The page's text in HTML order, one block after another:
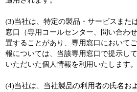
(3)当社は、特定の製品・サービスまた
窓口（専用コールセンター、問い合わ
置することがあり、専用窓口において
報については、当該専用窓口で提示し
いただいた個人情報を利用いたします。
(4)当社は、当社製品の利用者の氏名お